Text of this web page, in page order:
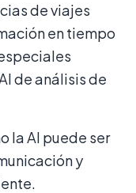
de viajes
en tiempo
de análisis de
la AI puede ser
y